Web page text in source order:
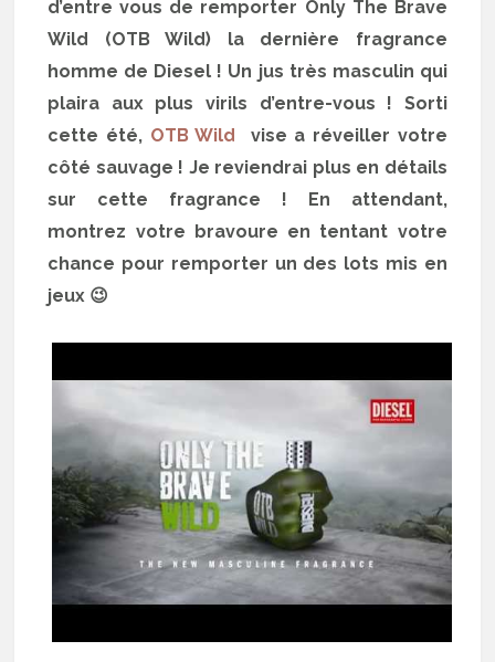
d’entre vous de remporter Only The Brave
Wild (OTB Wild) la dernière fragrance
homme de Diesel ! Un jus très masculin qui
plaira aux plus virils d’entre-vous ! Sorti
cette été, OTB Wild vise a réveiller votre
côté sauvage ! Je reviendrai plus en détails
sur cette fragrance ! En attendant,
montrez votre bravoure en tentant votre
chance pour remporter un des lots mis en
jeux 😉